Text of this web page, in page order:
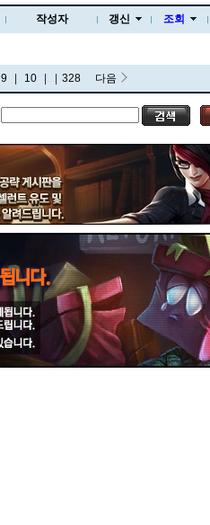
리베어 브라움 브라이어 브랜드
사이온 사일러스 샤코
쉬바나 스몰더 스웨인 스카너
아무무 아우렐리온 솔 아이번 아지르
애니 애니비아 애쉬 야스오
올라프 요네 요릭 우디르
작성자 갱신 조회
9 10 ... 328 다음